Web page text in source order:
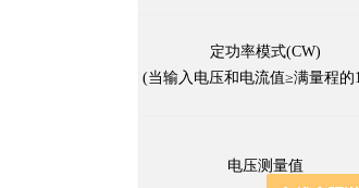
定功率模式(CW)
(当输入电压和电流值≥满量程的
电压测量值